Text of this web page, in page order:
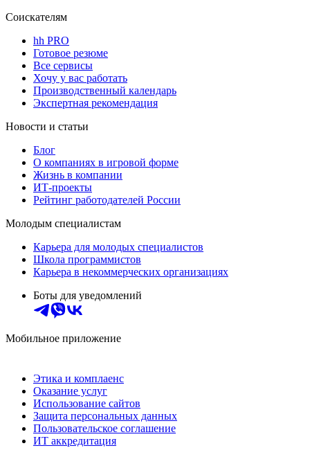
Соискателям
hh PRO
Готовое резюме
Все сервисы
Хочу у вас работать
Производственный календарь
Экспертная рекомендация
Новости и статьи
Блог
О компаниях в игровой форме
Жизнь в компании
ИТ-проекты
Рейтинг работодателей России
Молодым специалистам
Карьера для молодых специалистов
Школа программистов
Карьера в некоммерческих организациях
Боты для уведомлений
Мобильное приложение
Этика и комплаенс
Оказание услуг
Использование сайтов
Защита персональных данных
Пользовательское соглашение
ИТ аккредитация